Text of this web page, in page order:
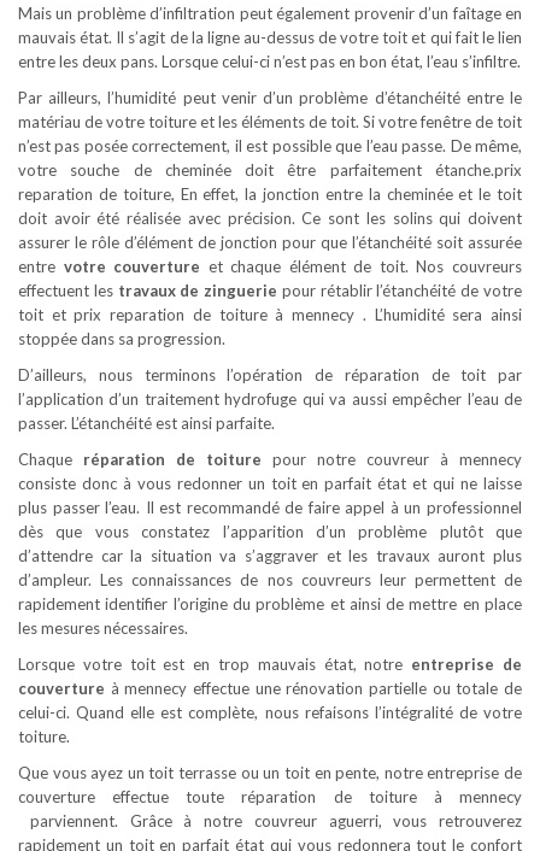
Mais un problème d’infiltration peut également provenir d’un faîtage en
mauvais état. Il s’agit de la ligne au-dessus de votre toit et qui fait le lien
entre les deux pans. Lorsque celui-ci n’est pas en bon état, l’eau s’infiltre.
Par ailleurs, l’humidité peut venir d’un problème d’étanchéité entre le
matériau de votre toiture et les éléments de toit. Si votre fenêtre de toit
n’est pas posée correctement, il est possible que l’eau passe. De même,
votre souche de cheminée doit être parfaitement étanche.prix
reparation de toiture, En effet, la jonction entre la cheminée et le toit
doit avoir été réalisée avec précision. Ce sont les solins qui doivent
assurer le rôle d’élément de jonction pour que l’étanchéité soit assurée
entre votre couverture et chaque élément de toit. Nos couvreurs
effectuent lestravaux de zinguerie pour rétablir l’étanchéité de votre
toit et prix reparation de toiture à mennecy . L’humidité sera ainsi
stoppée dans sa progression.
D’ailleurs, nous terminons l’opération de réparation de toit par
l’application d’un traitement hydrofuge qui va aussi empêcher l’eau de
passer. L’étanchéité est ainsi parfaite.
Chaque réparation de toiture pour notre couvreur à mennecy
consiste donc à vous redonner un toit en parfait état et qui ne laisse
plus passer l’eau. Il est recommandé de faire appel à un professionnel
dès que vous constatez l’apparition d’un problème plutôt que
d’attendre car la situation va s’aggraver et les travaux auront plus
d’ampleur. Les connaissances de nos couvreurs leur permettent de
rapidement identifier l’origine du problème et ainsi de mettre en place
les mesures nécessaires.
Lorsque votre toit est en trop mauvais état, notre entreprise de
couverture à mennecy effectue une rénovation partielle ou totale de
celui-ci. Quand elle est complète, nous refaisons l’intégralité de votre
toiture.
Que vous ayez un toit terrasse ou un toit en pente, notre entreprise de
couverture effectue toute réparation de toiture à mennecy
parviennent. Grâce à notre couvreur aguerri, vous retrouverez
rapidement un toit en parfait état qui vous redonnera tout le confort